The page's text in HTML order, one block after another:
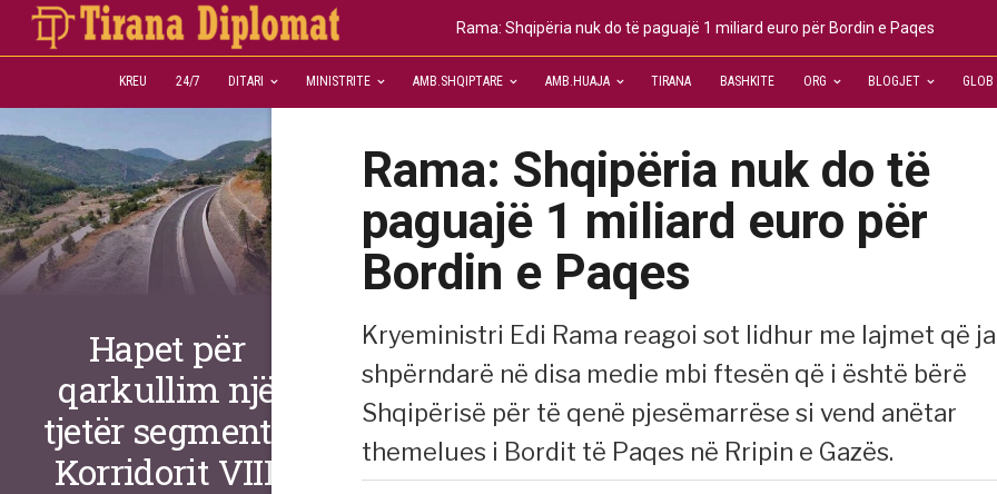
Rama: Shqipëria nuk do të paguajë 1 miliard euro për Bordin e Paqes
KREU 24/7 DITARI MINISTRITE AMB.SHQIPTARE AMB.HUAJA TIRANA BASHKITE ORG BLOGJET GLOB
Rama: Shqipëria nuk do të
paguajë 1 miliard euro për
Bordin e Paqes
Kryeministri Edi Rama reagoi sot lidhur me lajmet që
shpërndarë në disa medie mbi ftesën që i është bërë
Shqipërisë për të qenë pjesëmarrëse si vend anëtar
themelues i Bordit të Paqes në Rripin e Gazës.
Hapet për
qarkullim një
tjetër segment i
Korridorit VIII,